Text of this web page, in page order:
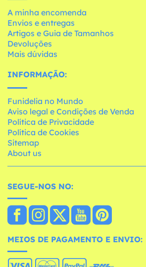
A minha encomenda
Envios e entregas
Artigos e Guia de Tamanhos
Devoluções
Mais dúvidas
INFORMAÇÃO:
Funidelia no Mundo
Aviso legal e Condições de Venda
Política de Privacidade
Política de Cookies
Sitemap
About us
SEGUE-NOS NO:
MEIOS DE PAGAMENTO E ENVIO: